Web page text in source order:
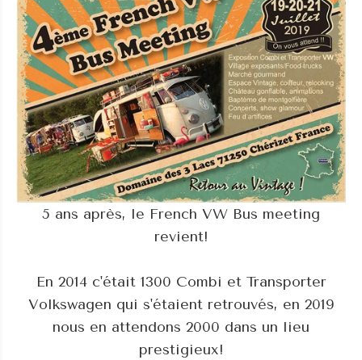
5 ans après, le French VW Bus meeting
revient!
En 2014 c'était 1300 Combi et Transporter
Volkswagen qui s'étaient retrouvés, en 2019
nous en attendons 2000 dans un lieu
prestigieux!